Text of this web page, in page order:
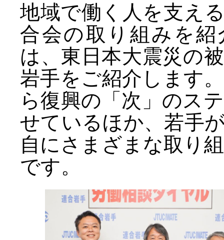
地域で働く人を支え
合会の取り組みを
は、東日本大震災の
岩手をご紹介します
ら復興の「次」のス
せているほか、若手
自にさまざまな取り
です。